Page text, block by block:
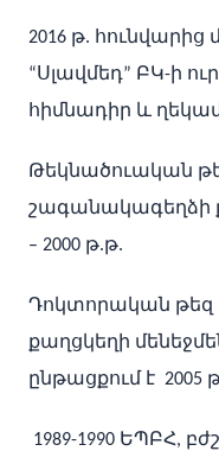
2016 թ. հունվարից
“Սլավմեդ” ԲԿ-ի
հիմնադիր և
Թեկնածուական
շագանակագեղձի
– 2000 թ.թ.
Դոկտորական
քաղցկեղի
ընթացքում է 2005
1989-1990 ԵՊԲՀ,